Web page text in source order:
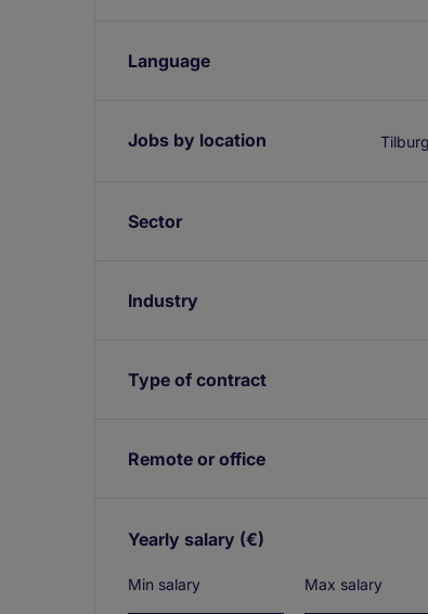
Language
Jobs by location Tilburg
Sector
Industry
Type of contract
Remote or office
Yearly salary (€)
Min salary Max salary